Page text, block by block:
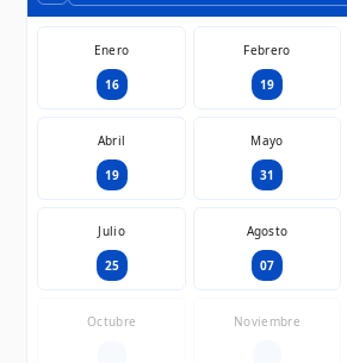
Enero
16
Febrero
19
Abril
19
Mayo
31
Julio
25
Agosto
07
Octubre Noviembre